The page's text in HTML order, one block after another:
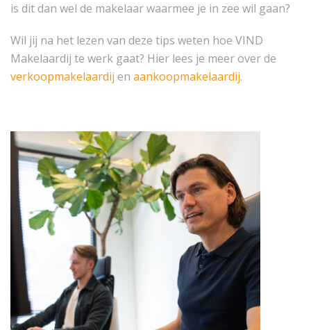
is dit dan wel de makelaar waarmee je in zee wil gaan?
Wil jij na het lezen van deze tips weten hoe VIND
Makelaardij te werk gaat? Hier lees je meer over de
verkoopmakelaardij en aankoopmakelaardij.